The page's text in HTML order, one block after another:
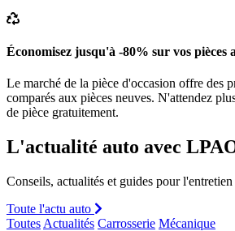
Économisez jusqu'à -80% sur vos pièces
Le marché de la pièce d'occasion offre des
comparés aux pièces neuves. N'attendez
de pièce gratuitement.
L'actualité auto avec
Conseils, actualités et guides pour
Toute l'actu auto
Toutes Actualités Carrosserie Mécanique